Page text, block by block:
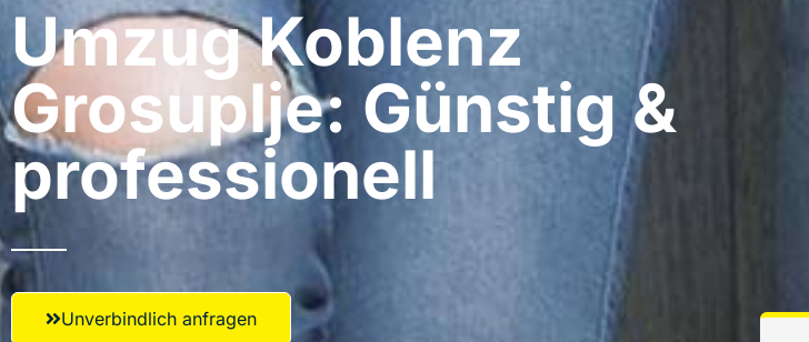
Umzug Koblenz​
Grosuplje: Günstig &
professionell​
Unverbindlich anfragen